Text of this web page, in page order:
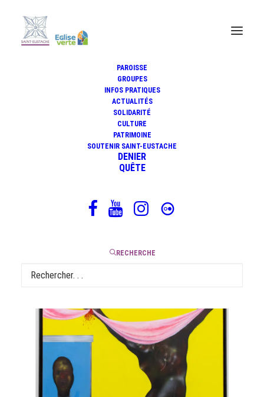
PAROISSE
GROUPES
INFOS PRATIQUES
ACTUALITÉS
SOLIDARITÉ
CULTURE
PATRIMOINE
SOUTENIR SAINT-EUSTACHE
DENIER
QUÊTE
RECHERCHE
Nuit blanche : expo Pol Taburet
28 mai 2024 | 4 Minutes